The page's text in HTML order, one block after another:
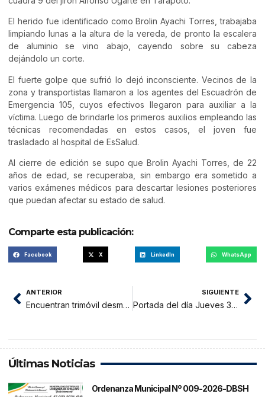
El herido fue identificado como Brolin Ayachi Torres, trabajaba
limpiando lunas a la altura de la vereda, de pronto la escalera
de aluminio se vino abajo, cayendo sobre su cabeza
dejándolo un corte.
El fuerte golpe que sufrió lo dejó inconsciente. Vecinos de la
zona y transportistas llamaron a los agentes del Escuadrón de
Emergencia 105, cuyos efectivos llegaron para auxiliar a la
víctima. Luego de brindarle los primeros auxilios empleando las
técnicas recomendadas en estos casos, el joven fue
trasladado al hospital de EsSalud.
Al cierre de edición se supo que Brolin Ayachi Torres, de 22
años de edad, se recuperaba, sin embargo era sometido a
varios exámenes médicos para descartar lesiones posteriores
que puedan afectar su estado de salud.
Comparte esta publicación:
Facebook X LinkedIn WhatsApp
ANTERIOR
Encuentran trimóvil desmantelado a espaldas de hospital de Contingencia
SIGUIENTE
Portada del día Jueves 31 de Agosto del 2017
Últimas Noticias
Ordenanza Municipal Nº 009-2026-DBSH